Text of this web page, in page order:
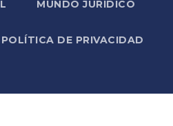
MUNDO JURÍDICO
POLÍTICA DE PRIVACIDAD